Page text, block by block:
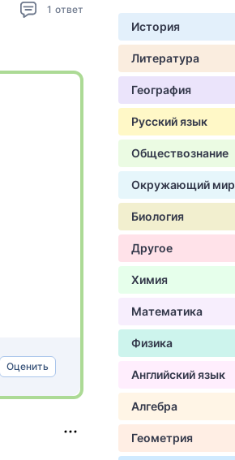
1 ответ
Оценить
История
Литература
География
Русский язык
Обществознание
Окружающий мир
Биология
Другое
Химия
Математика
Физика
Английский язык
Алгебра
Геометрия